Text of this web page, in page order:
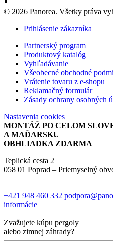
© 2026 Panorea. Všetky práva
Prihlásenie zákazníka
Partnerský program
Produktový katalóg
Vyhľadávanie
Všeobecné obchodné
Vrátenie tovaru z e-shopu
Reklamačný formulár
Zásady ochrany osobných
Nastavenia cookies
MONTÁŽ PO CELOM
A MAĎARSKU
OBHLIADKA ZDARMA
Teplická cesta 2
058 01 Poprad – Priemyselný
+421 948 460 332
informácie
Zvažujete kúpu pergoly
alebo zimnej záhrady?